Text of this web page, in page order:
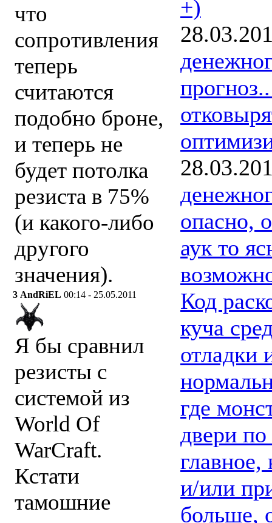
что
сопротивления
теперь
считаются
подобно броне,
и теперь не
будет потолка
резиста в 75%
(и какого-либо
другого
значения).
3 AndRiEL 00:14 - 25.05.2011
Я бы сравнил
резисты с
системой из
World Of
WarCraft.
Кстати
тамошние
+)
опасно,
аук то
Код
куча
отладки
где
двери
главное,
и/или
больше,